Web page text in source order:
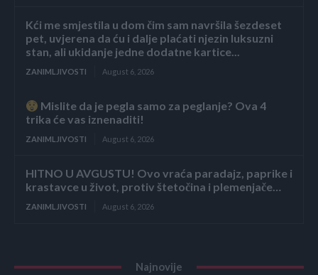
Kći me smjestila u dom čim sam navršila šezdeset
pet, uvjerena da ću i dalje plaćati njezin luksuzni
stan, ali ukidanje jedne dodatne kartice...
ZANIMLJIVOSTI August 6, 2026
Mislite da je pegla samo za peglanje? Ova 4
trika će vas iznenaditi!
ZANIMLJIVOSTI August 6, 2026
HITNO U AVGUSTU! Ovo vraća paradajz, paprike i
krastavce u život, protiv štetočina i plemenjače…
ZANIMLJIVOSTI August 6, 2026
Najnovije